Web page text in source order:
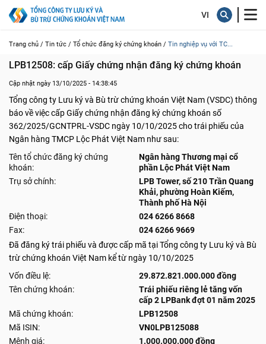
Trang chủ / Tin tức / Tổ chức đăng ký chứng khoán / Tin nghiệp vụ với TC...
LPB12508: cấp Giấy chứng nhận đăng ký chứng khoán
Cập nhật ngày 13/10/2025 - 14:38:45
Tổng công ty Lưu ký và Bù trừ chứng khoán Việt Nam (VSDC) thông
báo về việc cấp Giấy chứng nhận đăng ký chứng khoán số
362/2025/GCNTPRL-VSDC ngày 10/10/2025 cho trái phiếu của
Ngân hàng TMCP Lộc Phát Việt Nam như sau:
Tên tổ chức đăng ký chứng
khoán:
Ngân hàng Thương mại cổ
phần Lộc Phát Việt Nam
Trụ sở chính:
LPB Tower, số 210 Trần Quang
Khải, phường Hoàn Kiếm,
Thành phố Hà Nội
Điện thoại:
024 6266 8668
Fax:
024 6266 9669
Đã đăng ký trái phiếu và được cấp mã tại Tổng công ty Lưu ký và Bù
trừ chứng khoán Việt Nam kể từ ngày 10/10/2025
Vốn điều lệ:
29.872.821.000.000 đồng
Tên chứng khoán:
Trái phiếu riêng lẻ tăng vốn
cấp 2 LPBank đợt 01 năm 2025
Mã chứng khoán:
LPB12508
Mã ISIN:
VN0LPB125088
Mệnh giá:
1.000.000.000 đồng